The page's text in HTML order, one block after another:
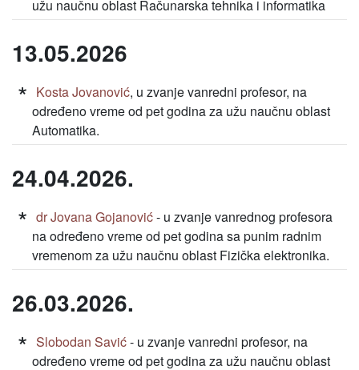
užu naučnu oblast Računarska tehnika i informatika
13.05.2026
Kosta Jovanović, u zvanje vanredni profesor, na
određeno vreme od pet godina za užu naučnu oblast
Automatika.
24.04.2026.
dr Jovana Gojanović- u zvanje vanrednog profesora
na određeno vreme od pet godina sa punim radnim
vremenom za užu naučnu oblast Fizička elektronika.
26.03.2026.
Slobodan Savić- u zvanje vanredni profesor, na
određeno vreme od pet godina za užu naučnu oblast